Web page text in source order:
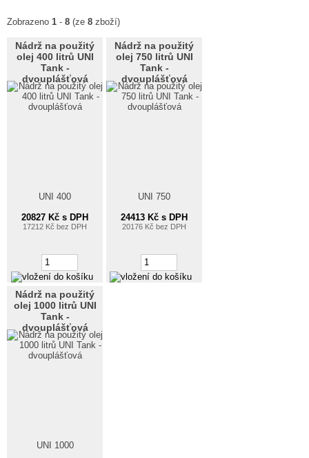
Zobrazeno1 -8 (ze8 zboží)
Nádrž na použitý
olej 400 litrů UNI
Tank -
dvouplášťová
UNI 400
20827 Kč s DPH
17212 Kč bez DPH
Nádrž na použitý
olej 750 litrů UNI
Tank -
dvouplášťová
UNI 750
24413 Kč s DPH
20176 Kč bez DPH
Nádrž na použitý
olej 1000 litrů UNI
Tank -
dvouplášťová
UNI 1000